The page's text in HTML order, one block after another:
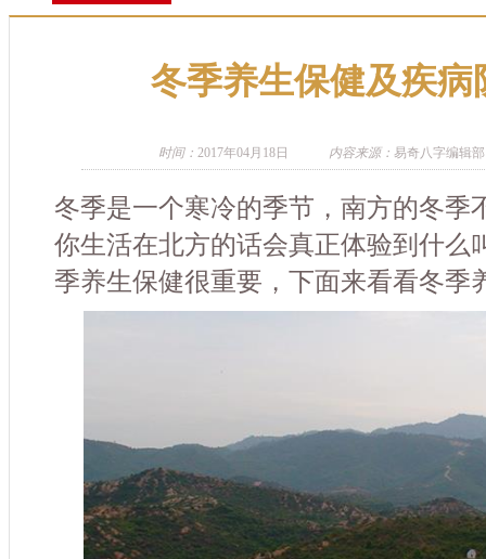
冬季养生保健及疾病
时间： 2017年04月18日 内容来源： 易奇八字编辑部
冬季是一个寒冷的季节，南方的冬季
你生活在北方的话会真正体验到什么
季养生保健很重要，下面来看看冬季